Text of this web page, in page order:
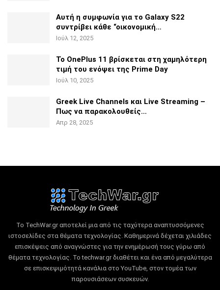
Αυτή η συμφωνία για το Galaxy S22
συντρίβει κάθε “οικονομική…
Ιούλ 12, 2025
Το OnePlus 11 βρίσκεται στη χαμηλότερη
τιμή του ενόψει της Prime Day
Ιούλ 10, 2025
Greek Live Channels και Live Streaming –
Πως να παρακολουθείς…
Απρ 28, 2025
Το TechWar.gr αποτελεί μια από τις ταχύτερα αναπτυσσόμενες
ιστοσελίδες στα θέματα τεχνολογίας. Καθημερινά δέχεται χιλιάδες
επισκέψεις από αναγνώστες για την ενημέρωσή τους γύρω από
θέματα τεχνολογίας. Το techwar.gr διαθέτει και ένα από μεγαλύτερα
σε επισκεψιμότητά κανάλια στο YouTube, στον τομέα των
παρουσιάσεων συσκευών.